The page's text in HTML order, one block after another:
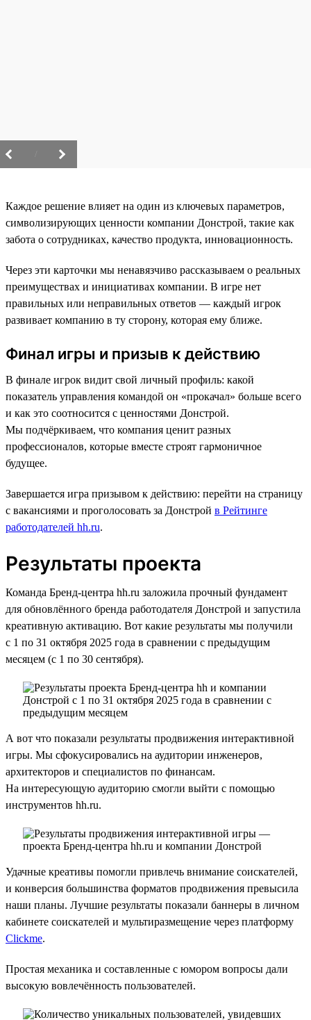
Каждое решение влияет на один из ключевых параметров,
символизирующих ценности компании Донстрой, такие как
забота о сотрудниках, качество продукта, инновационность.
Через эти карточки мы ненавязчиво рассказываем о реальных
преимуществах и инициативах компании. В игре нет
правильных или неправильных ответов — каждый игрок
развивает компанию в ту сторону, которая ему ближе.
Финал игры и призыв к действию
В финале игрок видит свой личный профиль: какой
показатель управления командой он «прокачал» больше всего
и как это соотносится с ценностями Донстрой.
Мы подчёркиваем, что компания ценит разных
профессионалов, которые вместе строят гармоничное
будущее.
Завершается игра призывом к действию: перейти на страницу
с вакансиями и проголосовать за Донстрой в Рейтинге
работодателей hh.ru.
Результаты проекта
Команда Бренд-центра hh.ru заложила прочный фундамент
для обновлённого бренда работодателя Донстрой и запустила
креативную активацию. Вот какие результаты мы получили
с 1 по 31 октября 2025 года в сравнении с предыдущим
месяцем (с 1 по 30 сентября).
А вот что показали результаты продвижения интерактивной
игры. Мы сфокусировались на аудитории инженеров,
архитекторов и специалистов по финансам.
На интересующую аудиторию смогли выйти с помощью
инструментов hh.ru.
Удачные креативы помогли привлечь внимание соискателей,
и конверсия большинства форматов продвижения превысила
наши планы. Лучшие результаты показали баннеры в личном
кабинете соискателей и мультиразмещение через платформу
Clickme.
Простая механика и составленные с юмором вопросы дали
высокую вовлечённость пользователей.